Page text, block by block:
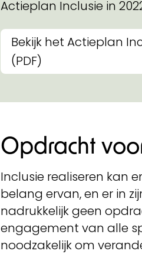
Actieplan Inclusie in
Bekijk het Actieplan
(PDF)
Opdracht
Inclusie realiseren kan
belang ervan, en er in
nadrukkelijk geen
engagement van alle
noodzakelijk om